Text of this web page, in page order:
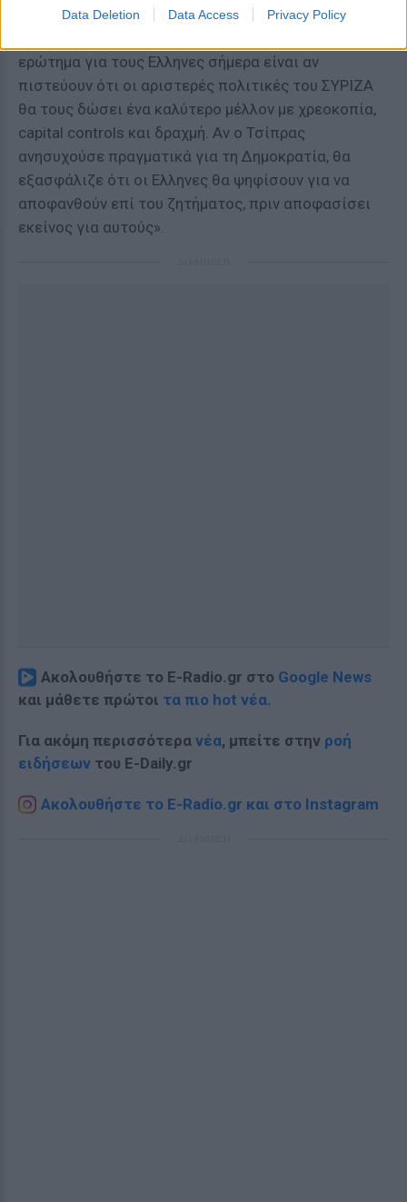
Data Deletion Data Access Privacy Policy
από ότι είναι τα επιχειρήματα του Τσίπρα. Η
ερώτημα για τους Ελληνες σήμερα είναι αν
πιστεύουν ότι οι αριστερές πολιτικές του ΣΥΡΙΖΑ
θα τους δώσει ένα καλύτερο μέλλον με χρεοκοπία,
capital controls και δραχμή. Αν ο Τσίπρας
ανησυχούσε πραγματικά για τη Δημοκρατία, θα
εξασφάλιζε ότι οι Ελληνες θα ψηφίσουν για να
αποφανθούν επί του ζητήματος, πριν αποφασίσει
εκείνος για αυτούς».
Ακολουθήστε το E-Radio.gr στο Google News
και μάθετε πρώτοι τα πιο hot νέα.
Για ακόμη περισσότερα νέα, μπείτε στην ροή
ειδήσεων του E-Daily.gr
Ακολουθήστε το E-Radio.gr και στο Instagram